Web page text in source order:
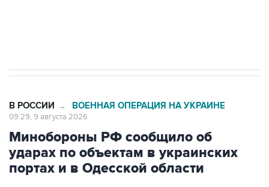
В РОССИИ → ВОЕННАЯ ОПЕРАЦИЯ НА УКРАИНЕ
09:29, 9 августа 2026
Минобороны РФ сообщило об
ударах по объектам в украинских
портах и в Одесской области